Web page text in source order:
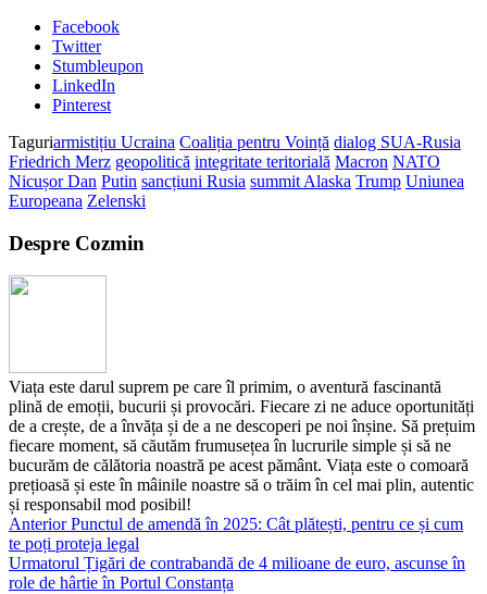
Facebook
Twitter
Stumbleupon
LinkedIn
Pinterest
Taguriarmistițiu Ucraina Coaliția pentru Voință dialog SUA-Rusia
Friedrich Merz geopolitică integritate teritorială Macron NATO
Nicușor Dan Putin sancțiuni Rusia summit Alaska Trump Uniunea
Europeana Zelenski
Despre Cozmin
Viața este darul suprem pe care îl primim, o aventură fascinantă
plină de emoții, bucurii și provocări. Fiecare zi ne aduce oportunități
de a crește, de a învăța și de a ne descoperi pe noi înșine. Să prețuim
fiecare moment, să căutăm frumusețea în lucrurile simple și să ne
bucurăm de călătoria noastră pe acest pământ. Viața este o comoară
prețioasă și este în mâinile noastre să o trăim în cel mai plin, autentic
și responsabil mod posibil!
AnteriorPunctul de amendă în 2025: Cât plătești, pentru ce și cum
te poți proteja legal
Urmatorul Țigări de contrabandă de 4 milioane de euro, ascunse în
role de hârtie în Portul Constanța